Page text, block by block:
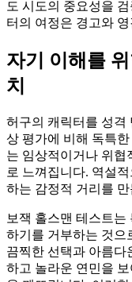
도 시도의 중요성을
터의 여정은 경고와
자기 이해를
치
허구의 캐릭터를 성격
상 평가에 비해 독특
는 임상적이거나 위협
로 느껴집니다. 역설
하는 감정적 거리를 만
보잭 홀스맨 테스트
하기를 거부하는 것으
끔찍한 선택과 아름다
하고 놀라운 연민을